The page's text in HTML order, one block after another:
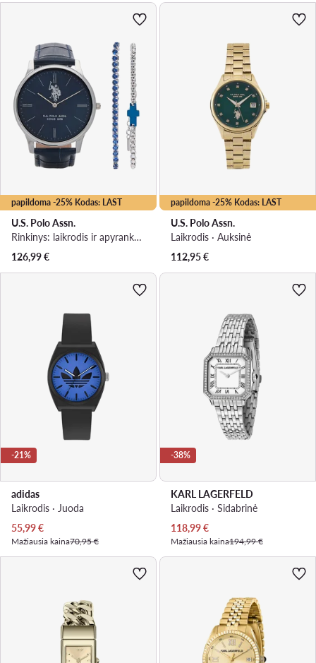
papildoma -25% Kodas: LAST
U.S. Polo Assn.
Rinkinys: laikrodis ir apyrankė · Tamsiai mėlyna
126,99€
papildoma -25% Kodas: LAST
U.S. Polo Assn.
Laikrodis · Auksinė
112,95€
-21%
adidas
Laikrodis · Juoda
Dabartinė kaina
55,99€
Mažiausia kaina70,95 €
-38%
KARL LAGERFELD
Laikrodis · Sidabrinė
Dabartinė kaina
118,99€
Mažiausia kaina194,99 €